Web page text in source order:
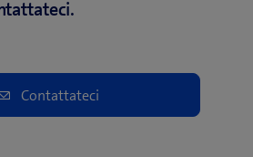
Contattateci